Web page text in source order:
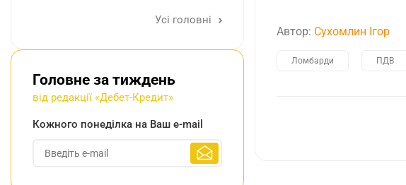
Усі головні
Головне за тиждень
від редакції «Дебет-Кредит»
Кожного понеділка на Ваш e-mail
Автор: Сухомлин Ігор
Ломбарди ПДВ